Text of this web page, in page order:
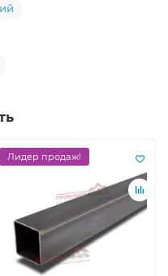
Лидер продаж!